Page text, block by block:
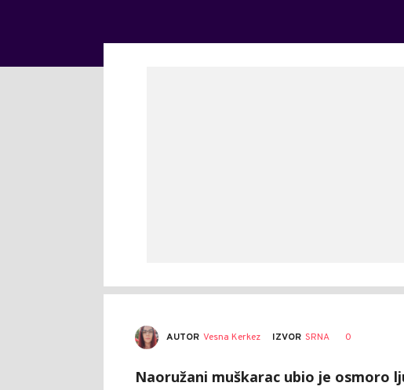
AUTOR Vesna Kerkez IZVOR SRNA 0
Naoružani muškarac ubio je osmoro